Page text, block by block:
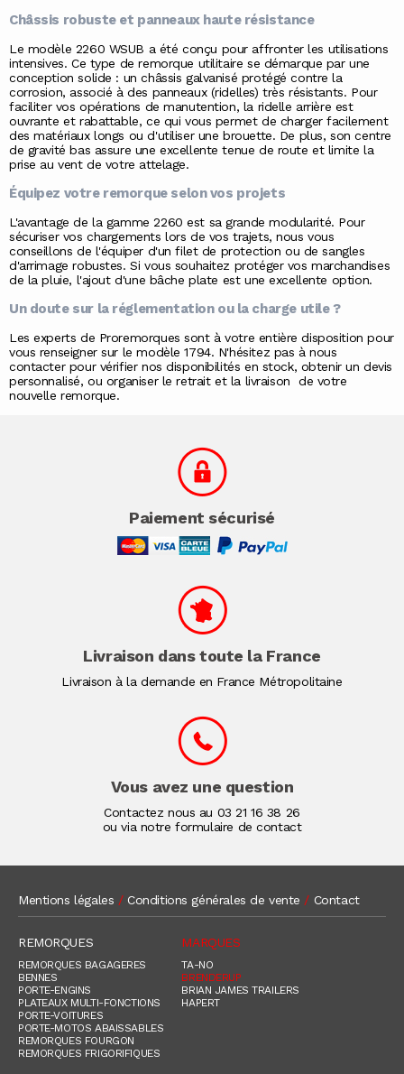
Châssis robuste et panneaux haute résistance
Le modèle 2260 WSUB a été conçu pour affronter les utilisations
intensives. Ce type deremorque utilitaire se démarque par une
conception solide : un châssis galvanisé protégé contre la
corrosion, associé à des panneaux (ridelles) très résistants. Pour
faciliter vos opérations de manutention, la ridelle arrière est
ouvrante et rabattable, ce qui vous permet de charger facilement
des matériaux longs ou d'utiliser une brouette. De plus, son centre
de gravité bas assure une excellente tenue de route et limite la
prise au vent de votre attelage.
Équipez votre remorque selon vos projets
L'avantage de la gamme 2260 est sa grande modularité. Pour
sécuriser vos chargements lors de vos trajets, nous vous
conseillons de l'équiper d'un filet de protection ou de sangles
d'arrimage robustes. Si vous souhaitez protéger vos marchandises
de la pluie, l'ajout d'une bâche plate est une excellente option.
Un doute sur la réglementation ou la charge utile ?
Les experts de Proremorques sont à votre entière disposition pour
vous renseigner sur le modèle 1794. N'hésitez pas ànous
contacterpour vérifier nos disponibilités en stock, obtenir un devis
personnalisé, ou organiser le retrait et la livraison de votre
nouvelle remorque.
Paiement sécurisé
Livraison dans toute la France
Livraison à la demande en France Métropolitaine
Vous avez une question
Contactez nous au 03 21 16 38 26
ou via notre formulaire de contact
Mentions légales / Conditions générales de vente / Contact
REMORQUES
REMORQUES BAGAGERES
BENNES
PORTE-ENGINS
PLATEAUX MULTI-FONCTIONS
PORTE-VOITURES
PORTE-MOTOS ABAISSABLES
REMORQUES FOURGON
REMORQUES FRIGORIFIQUES
MARQUES
TA-NO
BRENDERUP
BRIAN JAMES TRAILERS
HAPERT